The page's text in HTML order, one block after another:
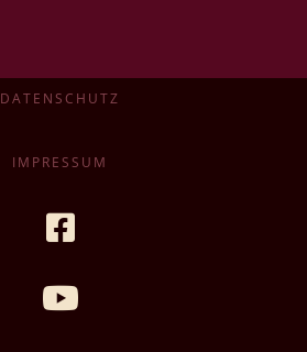
DATENSCHUTZ
IMPRESSUM

